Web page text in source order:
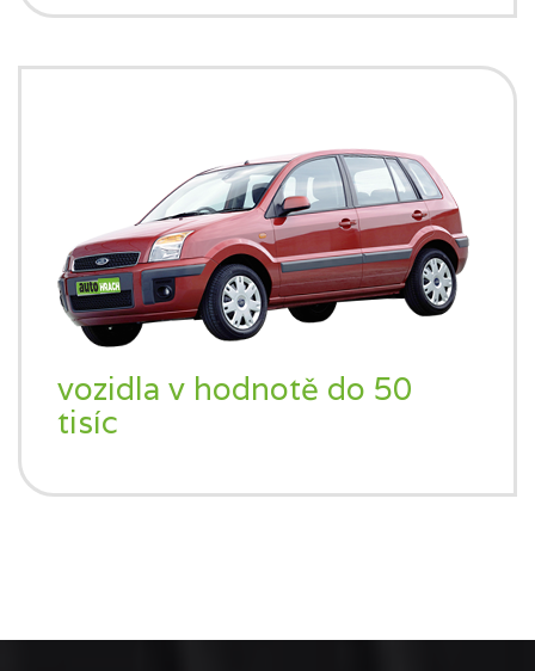
vozidla v hodnotě do 50
tisíc